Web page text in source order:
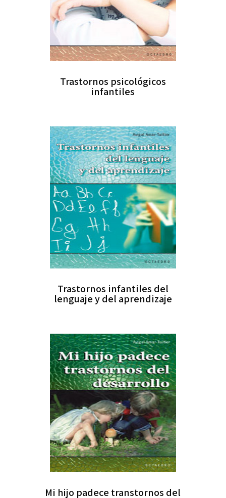
Trastornos psicológicos
infantiles
Trastornos infantiles del
lenguaje y del aprendizaje
Mi hijo padece transtornos del